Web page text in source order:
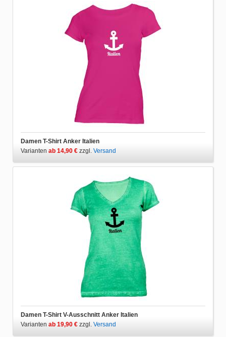
Damen T-Shirt Anker Italien
Varianten ab 14,90 € zzgl. Versand
Damen T-Shirt V-Ausschnitt Anker Italien
Varianten ab 19,90 € zzgl. Versand